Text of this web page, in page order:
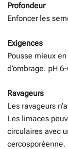
Profondeur
Enfoncer les
Exigences
Pousse mieux
d’ombrage. pH
Ravageurs
Les ravageurs
Les limaces
circulaires avec
cercosporéenne.